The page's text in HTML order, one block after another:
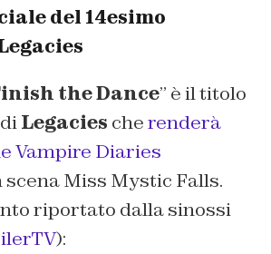
del 14esimo
the Dance” è il titolo
Legacies cherenderà
Vampire Diaries
Miss Mystic Falls.
riportato dalla sinossi
):